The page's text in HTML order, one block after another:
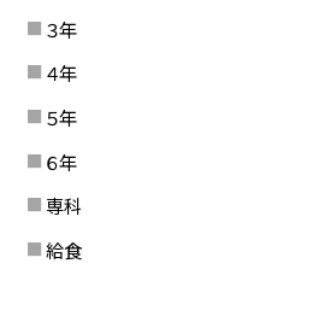
３年
４年
５年
６年
専科
給食